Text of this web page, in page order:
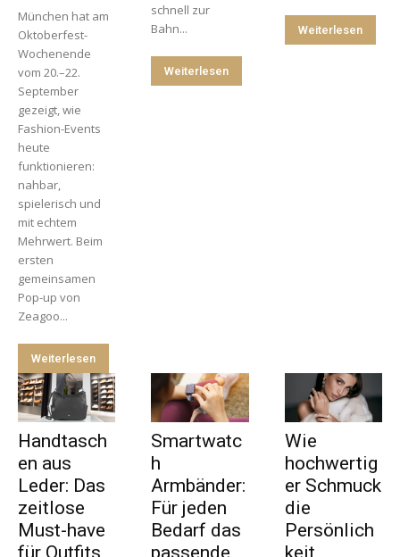
München hat am
Oktoberfest-
Wochenende
vom 20.–22.
September
gezeigt, wie
Fashion-Events
heute
funktionieren:
nahbar,
spielerisch und
mit echtem
Mehrwert. Beim
ersten
gemeinsamen
Pop-up von
Zeagoo...
Weiterlesen
schnell zur
Bahn...
Weiterlesen
Weiterlesen
Handtasch
en aus
Leder: Das
zeitlose
Must-have
für Outfits,
Smartwatc
h
Armbänder:
Für jeden
Bedarf das
passende
Wie
hochwertig
er Schmuck
die
Persönlich
keit